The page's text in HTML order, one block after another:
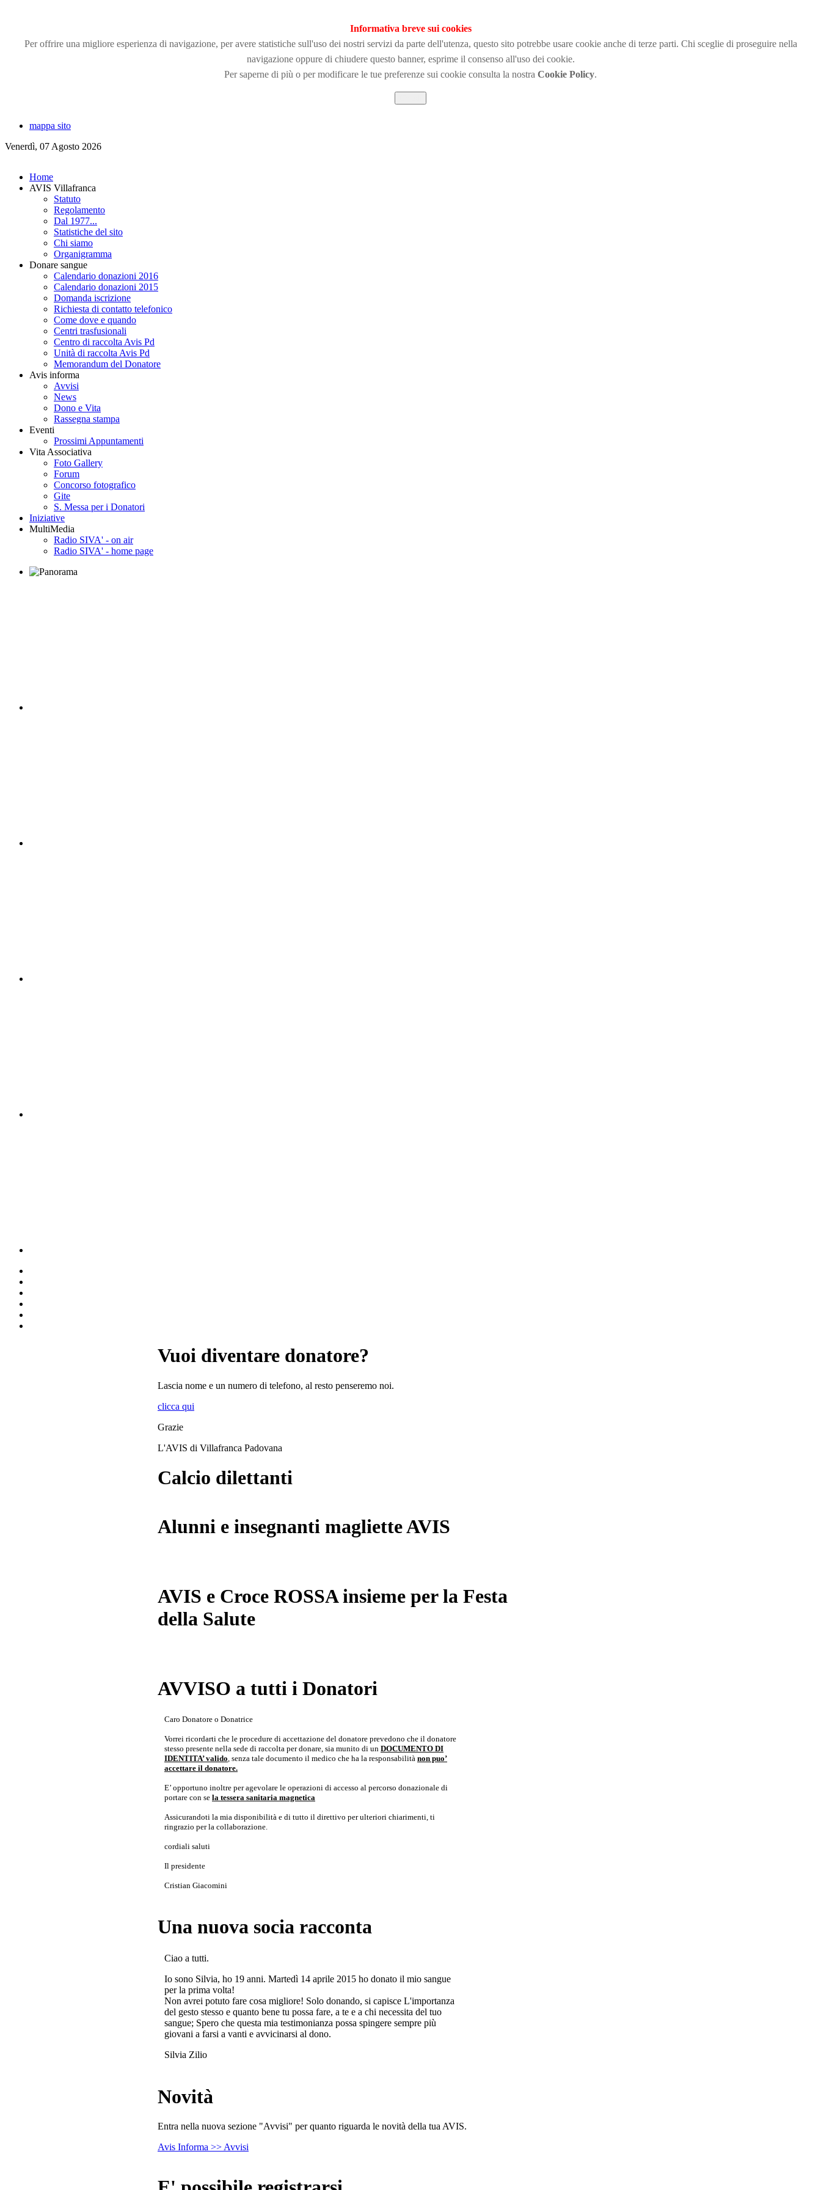
Informativa breve sui cookies
Per offrire una migliore esperienza di navigazione, per avere statistiche sull'uso dei nostri servizi da parte dell'utenza, questo sito potrebbe usare cookie anche di terze parti. Chi sceglie di proseguire nella
navigazione oppure di chiudere questo banner, esprime il consenso all'uso dei cookie.
Per saperne di più o per modificare le tue preferenze sui cookie consulta la nostra Cookie Policy.
mappa sito
Venerdì, 07 Agosto 2026
Home
AVIS Villafranca
Statuto
Regolamento
Dal 1977...
Statistiche del sito
Chi siamo
Organigramma
Donare sangue
Calendario donazioni 2016
Calendario donazioni 2015
Domanda iscrizione
Richiesta di contatto telefonico
Come dove e quando
Centri trasfusionali
Centro di raccolta Avis Pd
Unità di raccolta Avis Pd
Memorandum del Donatore
Avis informa
Avvisi
News
Dono e Vita
Rassegna stampa
Eventi
Prossimi Appuntamenti
Vita Associativa
Foto Gallery
Forum
Concorso fotografico
Gite
S. Messa per i Donatori
Iniziative
MultiMedia
Radio SIVA' - on air
Radio SIVA' - home page
Vuoi diventare donatore?
Lascia nome e un numero di telefono, al resto penseremo noi.
clicca qui
Grazie
L'AVIS di Villafranca Padovana
Calcio dilettanti
Alunni e insegnanti magliette AVIS
AVIS e Croce ROSSA insieme per la Festa
della Salute
AVVISO a tutti i Donatori
Caro Donatore o Donatrice
Vorrei ricordarti che le procedure di accettazione del donatore prevedono che il donatore
stesso presente nella sede di raccolta per donare, sia munito di un DOCUMENTO DI
IDENTITA’ valido, senza tale documento il medico che ha la responsabilità non puo’
accettare il donatore.
E’ opportuno inoltre per agevolare le operazioni di accesso al percorso donazionale di
portare con se la tessera sanitaria magnetica
Assicurandoti la mia disponibilità e di tutto il direttivo per ulteriori chiarimenti, ti
ringrazio per la collaborazione.
cordiali saluti
Il presidente
Cristian Giacomini
Una nuova socia racconta
Ciao a tutti.
Io sono Silvia, ho 19 anni. Martedì 14 aprile 2015 ho donato il mio sangue
per la prima volta!
Non avrei potuto fare cosa migliore! Solo donando, si capisce L'importanza
del gesto stesso e quanto bene tu possa fare, a te e a chi necessita del tuo
sangue; Spero che questa mia testimonianza possa spingere sempre più
giovani a farsi a vanti e avvicinarsi al dono.
Silvia Zilio
Novità
Entra nella nuova sezione "Avvisi" per quanto riguarda le novità della tua AVIS.
Avis Informa >> Avvisi